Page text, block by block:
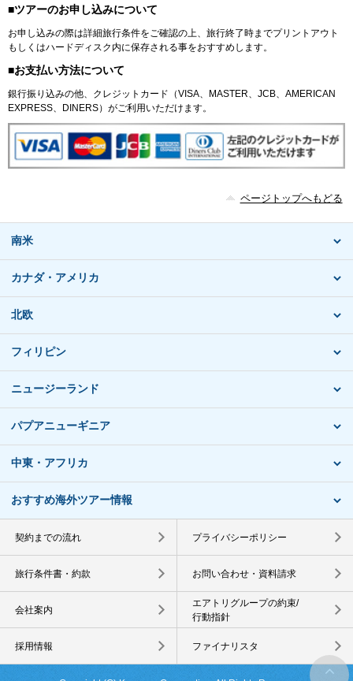
■ツアーのお申し込みについて
お申し込みの際は詳細旅行条件をご確認の上、旅行終了時までプリントアウト
もしくはハードディスク内に保存される事をおすすめします。
■お支払い方法について
銀行振り込みの他、クレジットカード（VISA、MASTER、JCB、AMERICAN
EXPRESS、DINERS）がご利用いただけます。
ページトップへもどる
南米
カナダ・アメリカ
北欧
フィリピン
ニュージーランド
パプアニューギニア
中東・アフリカ
おすすめ海外ツアー情報
契約までの流れ プライバシーポリシー
旅行条件書・約款 お問い合わせ・資料請求
会社案内
エアトリグループの約束/
行動指針
採用情報 ファイナリスタ